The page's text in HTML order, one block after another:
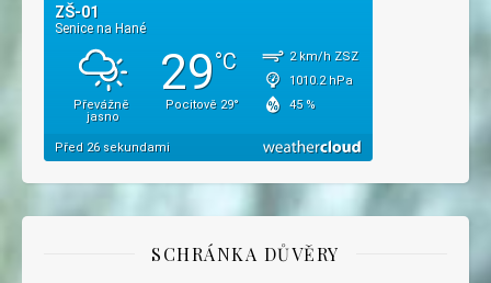
SCHRÁNKA DŮVĚRY